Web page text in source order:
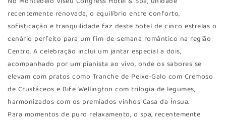
recentemente renovada, o equilíbrio entre conforto,
sofisticação e tranquilidade faz deste hotel de cinco estrelas o
cenário perfeito para um fim-de-semana romântico na região
Centro. A celebração inclui um jantar especial a dois,
acompanhado por um pianista ao vivo, onde os sabores se
elevam com pratos como Tranche de Peixe-Galo com Cremoso
de Crustáceos e Bife Wellington com trilogia de legumes,
harmonizados com os premiados vinhos Casa da Ínsua.
Para momentos de puro relaxamento, o spa, recentemente